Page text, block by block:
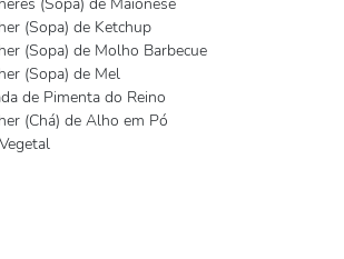
(Sopa) de Ketchup
(Sopa) de Molho Barbecue
(Sopa) de Mel
de Pimenta do Reino
(Chá) de Alho em Pó